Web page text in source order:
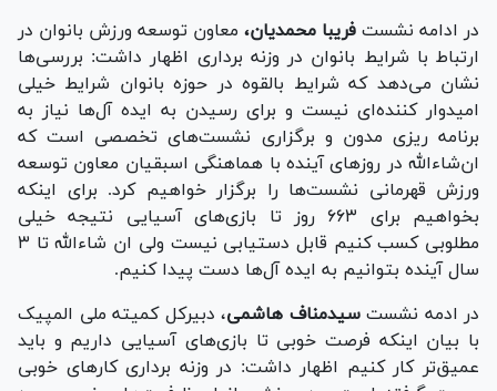
در ادامه نشست فریبا محمدیان، معاون توسعه ورزش بانوان در
ارتباط با شرایط بانوان در وزنه برداری اظهار داشت: بررسی‌ها
نشان می‌دهد که شرایط بالقوه در حوزه بانوان شرایط خیلی
امیدوار کننده‌ای نیست و برای رسیدن به ایده آل‌ها نیاز به
برنامه ریزی مدون و برگزاری نشست‌های تخصصی است که
ان‌شاءالله در روز‌های آینده با هماهنگی اسبقیان معاون توسعه
ورزش قهرمانی نشست‌ها را برگزار خواهیم کرد. برای اینکه
بخواهیم برای ۶۶۳ روز تا بازی‌های آسیایی نتیجه خیلی
مطلوبی کسب کنیم قابل دستیابی نیست ولی ان شاءالله تا ۳
سال آینده بتوانیم به ایده آل‌ها دست پیدا کنیم.
در ادمه نشستسیدمناف هاشمی، دبیرکل کمیته ملی المپیک
با بیان اینکه فرصت خوبی تا بازی‌های آسیایی داریم و باید
عمیق‌تر کار کنیم اظهار داشت: در وزنه برداری کار‌های خوبی